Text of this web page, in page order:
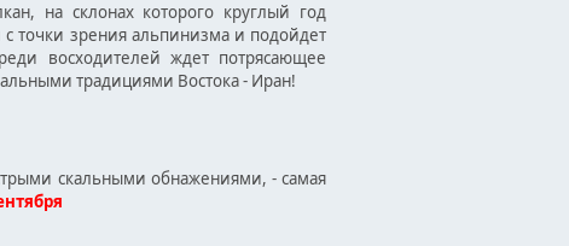
на склонах которого круглый год
с точки зрения альпинизма и подойдет
восходителей ждет потрясающее
традициями Востока - Иран!
скальными обнажениями, - самая